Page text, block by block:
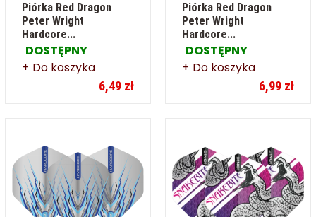
Piórka Red Dragon
Peter Wright
Hardcore...
DOSTĘPNY
Do koszyka
6,49 zł
Piórka Red Dragon
Peter Wright
Hardcore...
DOSTĘPNY
Do koszyka
6,99 zł